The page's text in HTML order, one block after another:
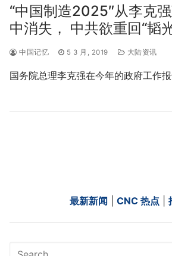
“中国制造2025″从李克
中消失， 中共欲重回“韬
中国记忆 5 3 月, 2019 大陆资讯
国务院总理李克强在今年的政府工作
最新新闻 CNC 热点
Search